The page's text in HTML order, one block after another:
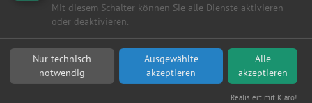
09.05.2019 16:28:05 Fiat
31.03.2019 19:13:15 Seat Ateca
Sie suchen in Menden (sauerland) eine günstige Werkstatt? Anfrage jetzt stellen
Mit diesem Schalter können Sie alle Dienste aktivieren
oder deaktivieren.
Nur technisch
notwendig
Ausgewählte
akzeptieren
Alle
akzeptieren
Realisiert mit Klaro!